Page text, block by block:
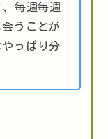
毎週毎週
うことが
っぱり分